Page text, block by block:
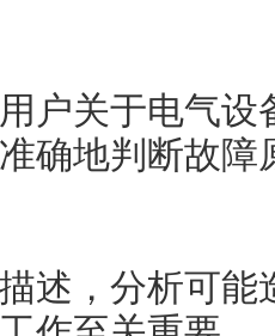
用户关于电气
确地判断故障原
，分析可能